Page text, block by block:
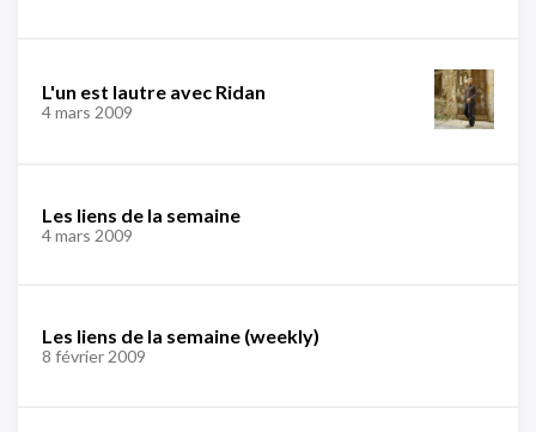
L'un est lautre avec Ridan
4 mars 2009
Les liens de la semaine
4 mars 2009
Les liens de la semaine (weekly)
8 février 2009